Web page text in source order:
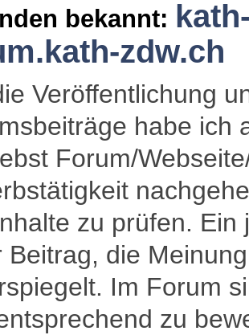
bekannt:
zdw.ch
Veröffentlichung
habe ich
Forum/
zu prüfen.
Beitrag, die
Im Forum
zu